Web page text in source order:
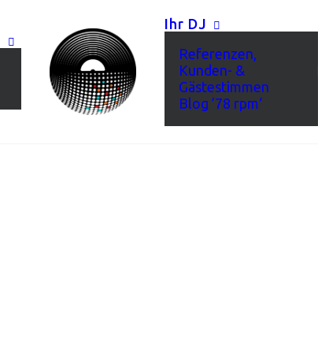
Ihr DJ
Referenzen,
Kunden- &
Gästestimmen
Blog ’78 rpm‘